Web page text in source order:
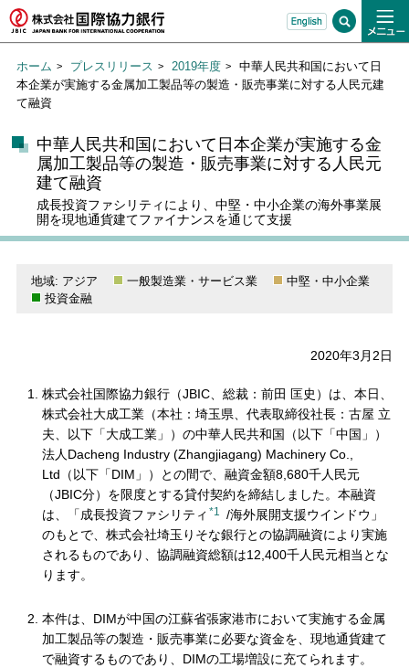
ホーム プレスリリース 2019年度
中華人民共和国において日
本企業が実施する金属加工製品等の製造・販売事業に対する人民元建
て融資
中華人民共和国において日本企業が実施する金
属加工製品等の製造・販売事業に対する人民元
建て融資
成長投資ファシリティにより、中堅・中小企業の海外事業展
開を現地通貨建てファイナンスを通じて支援
地域: アジア 一般製造業・サービス業
中堅・中小企業
投資金融
2020年3月2日
株式会社国際協力銀行（JBIC、総裁：前田 匡史）は、本日、
株式会社大成工業（本社：埼玉県、代表取締役社長：古屋 立
夫、以下「大成工業」）の中華人民共和国（以下「中国」）
法人Dacheng Industry (Zhangjiagang) Machinery Co.,
Ltd（以下「DIM」）との間で、融資金額8,680千人民元
（JBIC分）を限度とする貸付契約を締結しました。本融資
は、「成長投資ファシリティ *1 /海外展開支援ウインドウ」
のもとで、株式会社埼玉りそな銀行との協調融資により実施
されるものであり、協調融資総額は12,400千人民元相当とな
ります。
本件は、DIMが中国の江蘇省張家港市において実施する金属
加工製品等の製造・販売事業に必要な資金を、現地通貨建て
で融資するものであり、DIMの工場増設に充てられます。